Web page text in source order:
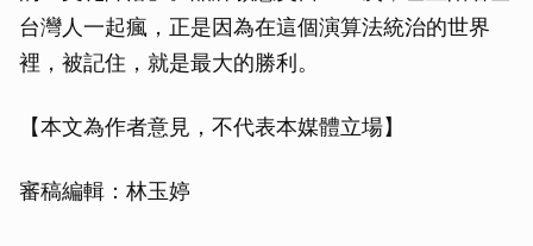
台灣人一起瘋，正是因為在這個演算法統治的世界
裡，被記住，就是最大的勝利。
【本文為作者意見，不代表本媒體立場】
審稿編輯：林玉婷